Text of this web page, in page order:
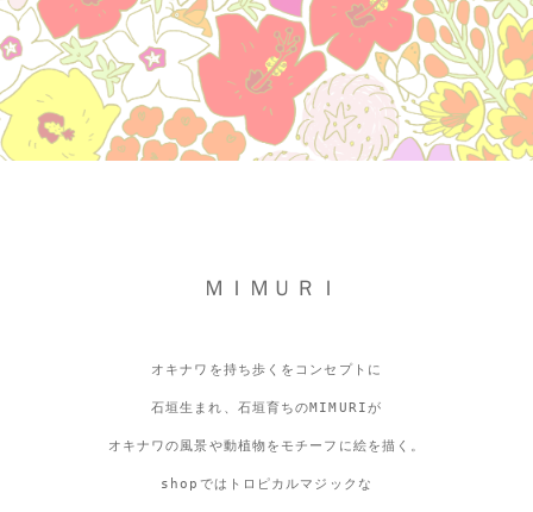
ＭＩＭＵＲＩ
オキナワを持ち歩くをコンセプトに
石垣生まれ、石垣育ちのMIMURIが
オキナワの風景や動植物をモチーフに絵を描く。
shopではトロピカルマジックな